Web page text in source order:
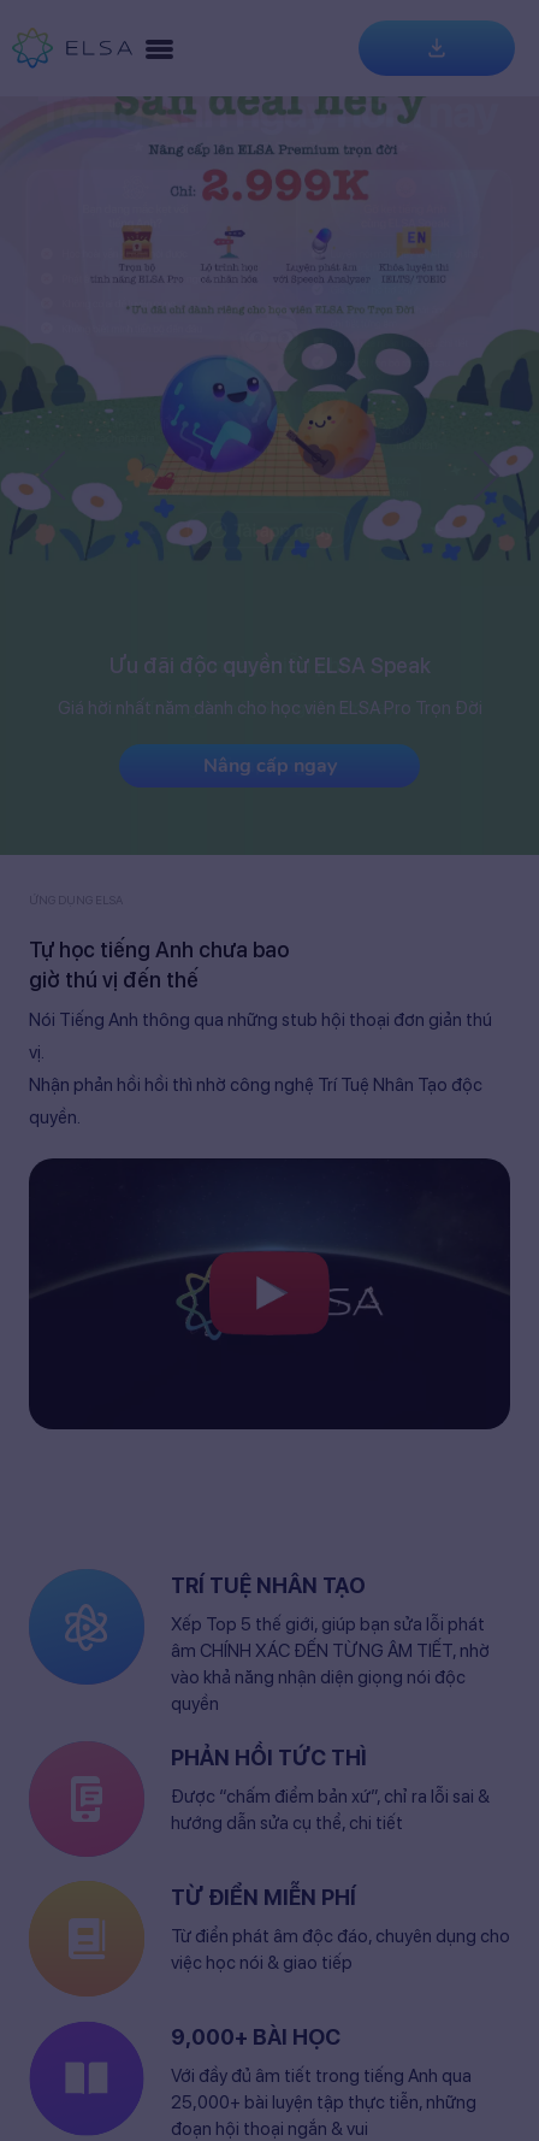
7 ngày miễn phí
Trải nghiệm ELSA ngay hôm nay
Tải app ngay
Tự học tiếng Anh chưa bao
giờ thú vị đến thế
Nói Tiếng Anh thông qua những stub hội thoại đơn giản thú
vị.
Nhận phản hồi hồi thì nhờ công nghệ Trí Tuệ Nhân Tạo độc
quyền.
TRÍ TUỆ NHÂN TẠO
Xếp Top 5 thế giới, giúp bạn sửa lỗi phát
âm CHÍNH XÁC ĐẾN TỪNG ÂM TIẾT, nhờ
vào khả năng nhận diện giọng nói độc
quyền
PHẢN HỒI TỨC THÌ
Được “chấm điểm bản xứ”, chỉ ra lỗi sai &
hướng dẫn sửa cụ thể, chi tiết
TỪ ĐIỂN MIỄN PHÍ
Từ điển phát âm độc đáo, chuyên dụng cho
việc học nói & giao tiếp
9,000+ BÀI HỌC
Với đầy đủ âm tiết trong tiếng Anh qua
25,000+ bài luyện tập thực tiễn, những
đoạn hội thoại ngắn & vui